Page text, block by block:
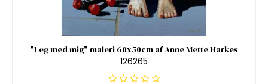
"Leg med mig" maleri 60x50cm af Anne Mette Harkes
126265